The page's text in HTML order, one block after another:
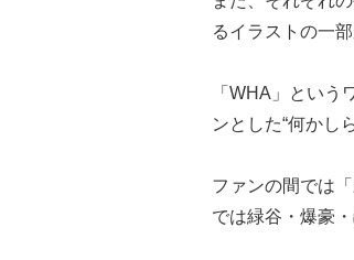
るイラストの一部
「WHA」とい
ンとした“何かし
ファンの間では
では緑谷・爆豪